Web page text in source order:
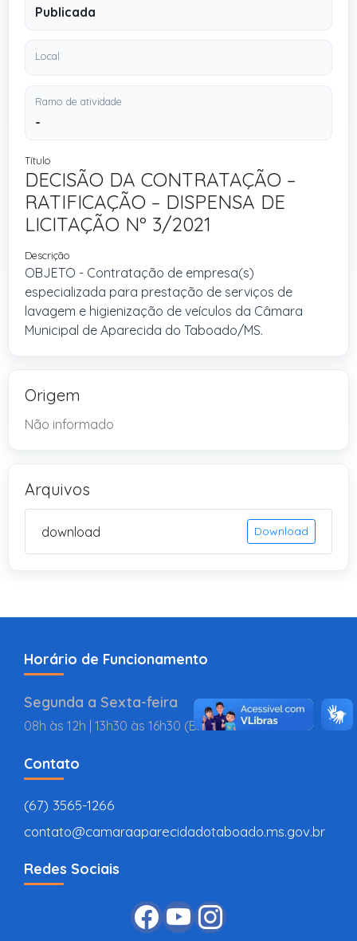
Publicada
Local
Ramo de atividade
-
Título
DECISÃO DA CONTRATAÇÃO –
RATIFICAÇÃO – DISPENSA DE
LICITAÇÃO Nº 3/2021
Descrição
OBJETO - Contratação de empresa(s)
especializada para prestação de serviços de
lavagem e higienização de veículos da Câmara
Municipal de Aparecida do Taboado/MS.
Origem
Não informado
Arquivos
download Download
Horário de Funcionamento
Segunda a Sexta-feira
08h às 12h | 13h30 às 16h30 (BR
Contato
(67) 3565-1266
contato@camaraaparecidadotaboado.ms.gov.br
Redes Sociais